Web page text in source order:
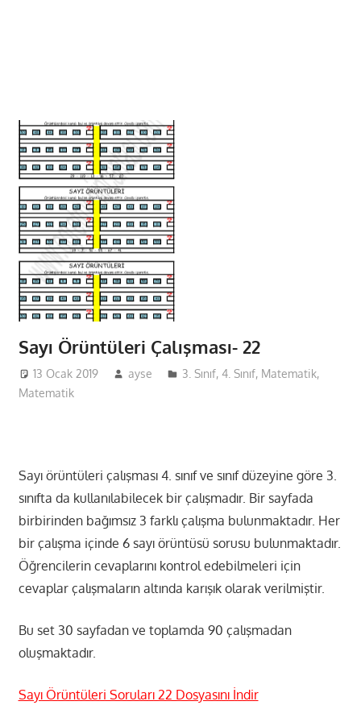
Sayı Örüntüleri Çalışması- 22
13 Ocak 2019 ayse 3. Sınıf,4. Sınıf, Matematik,
Matematik
Sayı örüntüleri çalışması 4. sınıf ve sınıf düzeyine göre 3.
sınıfta da kullanılabilecek bir çalışmadır. Bir sayfada
birbirinden bağımsız 3 farklı çalışma bulunmaktadır. Her
bir çalışma içinde 6 sayı örüntüsü sorusu bulunmaktadır.
Öğrencilerin cevaplarını kontrol edebilmeleri için
cevaplar çalışmaların altında karışık olarak verilmiştir.
Bu set 30 sayfadan ve toplamda 90 çalışmadan
oluşmaktadır.
Sayı Örüntüleri Soruları 22 Dosyasını İndir